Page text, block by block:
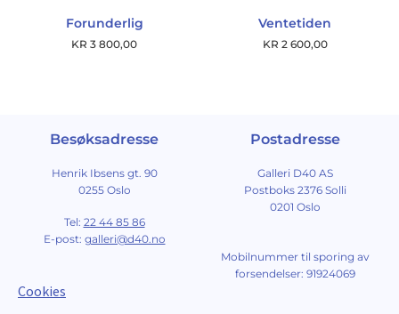
Forunderlig
KR 3 800,00
Ventetiden
KR 2 600,00
Besøksadresse
Henrik Ibsens gt. 90
0255 Oslo
Tel: 22 44 85 86
E-post: galleri@d40.no
Cookies
Postadresse
Galleri D40 AS
Postboks 2376 Solli
0201 Oslo
Mobilnummer til sporing av
forsendelser: 91924069